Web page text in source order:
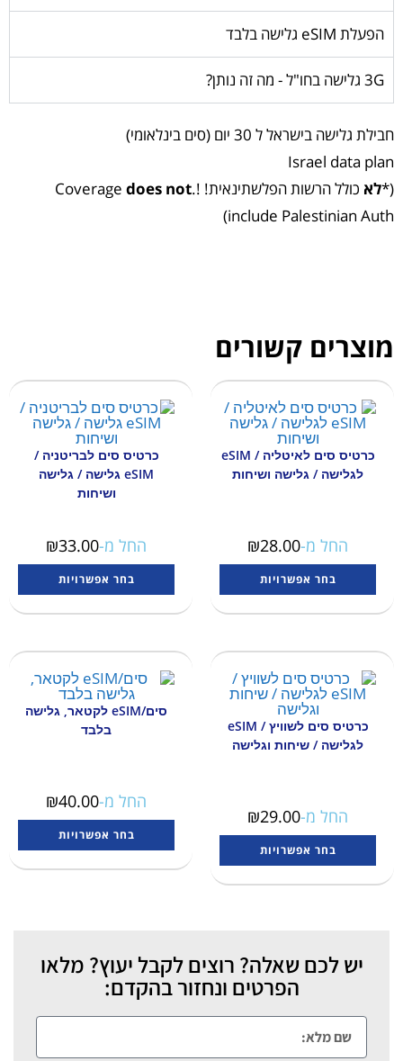
הפעלת eSIM גלישה בלבד
3G גלישה בחו"ל - מה זה נותן?
חבילת גלישה בישראל ל 30 יום (סים בינלאומי)
Israel data plan
(*לא כולל הרשות הפלשתינאית! !.Coveragedoes not
include Palestinian Auth)
מוצרים קשורים
כרטיס סים לאיטליה / eSIM
לגלישה / גלישה ושיחות
החל מ- ₪28.00
בחר אפשרויות
כרטיס סים לבריטניה /
eSIM גלישה / גלישה
ושיחות
החל מ- ₪33.00
בחר אפשרויות
כרטיס סים לשוויץ / eSIM
לגלישה / שיחות וגלישה
החל מ- ₪29.00
בחר אפשרויות
סים/eSIM לקטאר, גלישה
בלבד
החל מ- ₪40.00
בחר אפשרויות
יש לכם שאלה? רוצים לקבל יעוץ? מלאו
הפרטים ונחזור בהקדם: